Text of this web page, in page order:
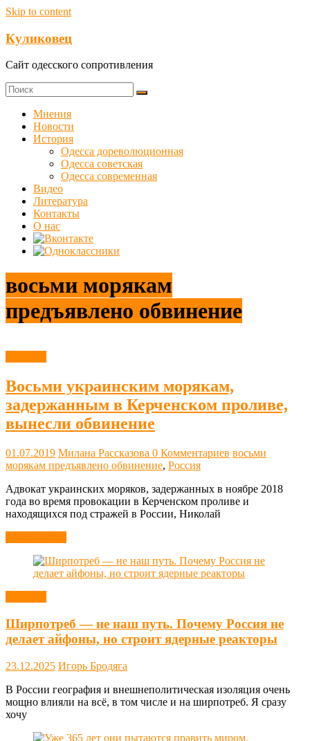
Skip to content
Куликовец
Сайт одесского сопротивления
Мнения
Новости
История
Одесса дореволюционная
Одесса советская
Одесса современная
Видео
Литература
Контакты
О нас
восьми морякам
предъявлено обвинение
Восьми украинским морякам,
задержанным в Керченском проливе,
вынесли обвинение
01.07.2019 Милана Рассказова 0 Комментариев восьми
морякам предъявлено обвинение, Россия
Адвокат украинских моряков, задержанных в ноябре 2018
года во время провокации в Керченском проливе и
находящихся под стражей в России, Николай
Ширпотреб — не наш путь. Почему Россия не
делает айфоны, но строит ядерные реакторы
23.12.2025 Игорь Бродяга
В России география и внешнеполитическая изоляция очень
мощно влияли на всё, в том числе и на ширпотреб. Я сразу
хочу